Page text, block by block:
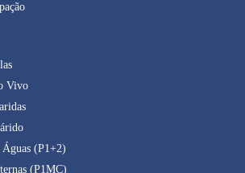
Vivo
(P1+2)
(P1MC)